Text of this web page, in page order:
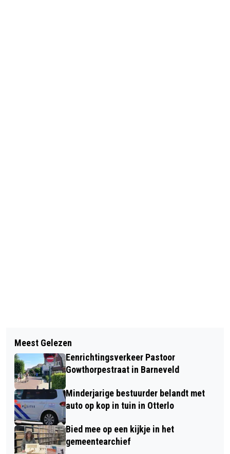
INSTANTIES: HUIDIGE
BETALINGSPROBLEMEN ZIJN
SLECHTS HET BEGIN
ERNSTIG ONGEVAL MET TREKKER IN
KOOTWIJKERBROEK
Meest Gelezen
Eenrichtingsverkeer Pastoor
Gowthorpestraat in Barneveld
Minderjarige bestuurder belandt met
auto op kop in tuin in Otterlo
Bied mee op een kijkje in het
gemeentearchief